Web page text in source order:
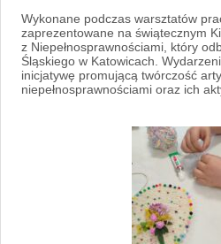
Wykonane podczas warsztatów
zaprezentowane na świątecznym
z Niepełnosprawnościami, który
Śląskiego w Katowicach.
inicjatywę promującą twórczość
niepełnosprawnościami oraz ich